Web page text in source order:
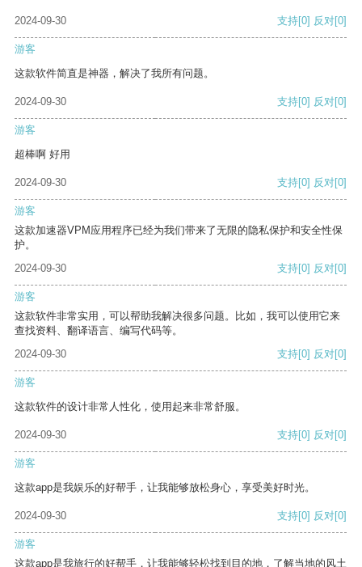
2024-09-30 支持[0] 反对[0]
游客
这款软件简直是神器，解决了我所有问题。
2024-09-30 支持[0] 反对[0]
游客
超棒啊 好用
2024-09-30 支持[0] 反对[0]
游客
这款加速器VPM应用程序已经为我们带来了无限的隐私保护和安全性保
护。
2024-09-30
支持[0] 反对[0]
游客
这款软件非常实用，可以帮助我解决很多问题。比如，我可以使用它来
查找资料、翻译语言、编写代码等。
2024-09-30
支持[0] 反对[0]
游客
这款软件的设计非常人性化，使用起来非常舒服。
2024-09-30 支持[0] 反对[0]
游客
这款app是我娱乐的好帮手，让我能够放松身心，享受美好时光。
2024-09-30 支持[0] 反对[0]
游客
这款app是我旅行的好帮手，让我能够轻松找到目的地，了解当地的风土